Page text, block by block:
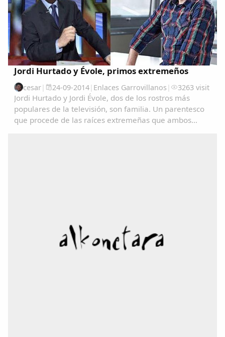
Jordi Hurtado y Évole, primos extremeños
cesar| 24-09-2014| Enlaces Garrovillanos | 3263 visit
Jordi Hurtado y Jordi Évole, dos de los rostros más
populares de la televisión, son familia. Un parentesco
que procede de las raíces extremeñas que ambos
Compartir en Twitter
Copiar enlace